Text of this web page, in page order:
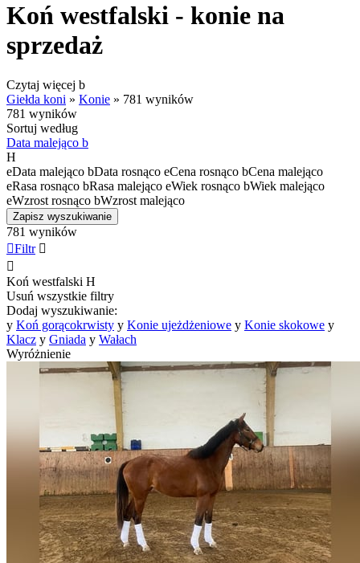
Koń westfalski - konie na
sprzedaż
Czytaj więcej b
Giełda koni » Konie » 781 wyników
781 wyników
Sortuj według
Data malejąco b
H
eData malejąco bData rosnąco eCena rosnąco bCena malejąco
eRasa rosnąco bRasa malejąco eWiek rosnąco bWiek malejąco
eWzrost rosnąco bWzrost malejąco
Zapisz wyszukiwanie
781 wyników
Filtr 

Koń westfalski H
Usuń wszystkie filtry
Dodaj wyszukiwanie:
y Koń gorącokrwisty y Konie ujeżdżeniowe y Konie skokowe y
Klacz y Gniada y Wałach
Wyróżnienie